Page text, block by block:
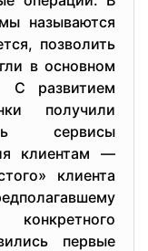
называются
позволить
в основном
развитием
получили
сервисы
клиентам —
клиента
первые